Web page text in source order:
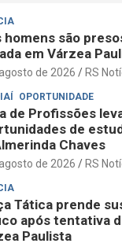
homens são
em Várzea
de 2026 RS
OPORTUNIDADE
de Profissões
de
Chaves
de 2026 RS
Tática prende
após tentativa
Paulista